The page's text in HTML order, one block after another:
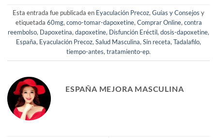
Esta entrada fue publicada en Eyaculación Precoz, Guías y Consejos y
etiquetada 60mg, como-tomar-dapoxetine, Comprar Online, contra
reembolso, Dapoxetina, dapoxetine, Disfunción Eréctil, dosis-dapoxetine,
España, Eyaculación Precoz, Salud Masculina, Sin receta, Tadalafilo,
tiempo-antes, tratamiento-ep.
ESPAÑA MEJORA MASCULINA